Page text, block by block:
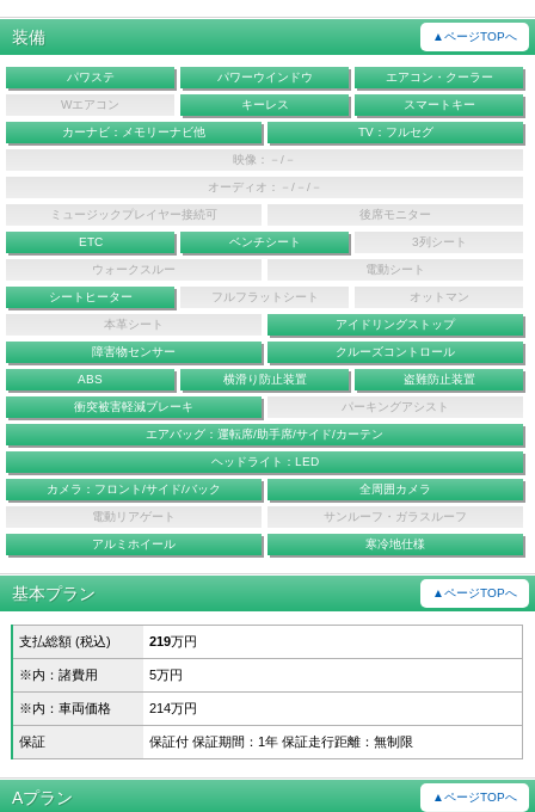
装備 ▲ページTOPへ
パワステ パワーウインドウ エアコン・クーラー
Wエアコン キーレス スマートキー
カーナビ：メモリーナビ他 TV：フルセグ
映像：－/－
オーディオ：－/－/－
ミュージックプレイヤー接続可 後席モニター
ETC ベンチシート 3列シート
ウォークスルー 電動シート
シートヒーター フルフラットシート オットマン
本革シート アイドリングストップ
障害物センサー クルーズコントロール
ABS 横滑り防止装置 盗難防止装置
衝突被害軽減ブレーキ パーキングアシスト
エアバッグ：運転席/助手席/サイド/カーテン
ヘッドライト：LED
カメラ：フロント/サイド/バック 全周囲カメラ
電動リアゲート サンルーフ・ガラスルーフ
アルミホイール 寒冷地仕様
基本プラン ▲ページTOPへ
支払総額 (税込) 219万円
※内：諸費用 5万円
※内：車両価格 214万円
保証 保証付 保証期間：1年 保証走行距離：無制限
Aプラン ▲ページTOPへ